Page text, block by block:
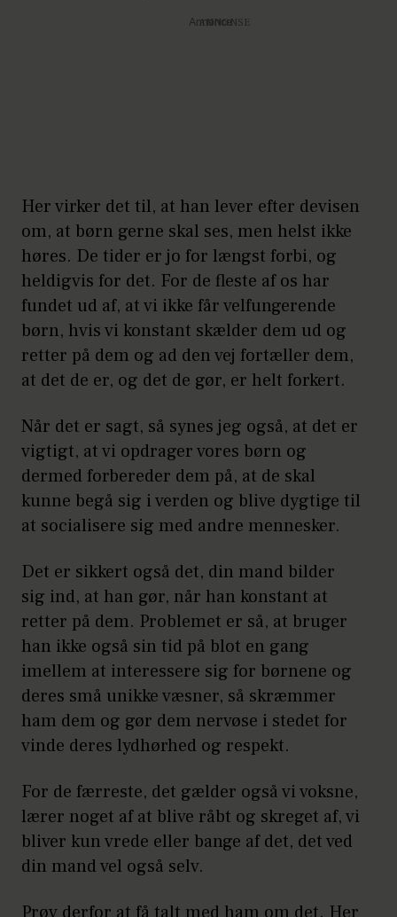
Annonce
Her virker det til, at han lever efter devisen
om, at børn gerne skal ses, men helst ikke
høres. De tider er jo for længst forbi, og
heldigvis for det. For de fleste af os har
fundet ud af, at vi ikke får velfungerende
børn, hvis vi konstant skælder dem ud og
retter på dem og ad den vej fortæller dem,
at det de er, og det de gør, er helt forkert.
Når det er sagt, så synes jeg også, at det er
vigtigt, at vi opdrager vores børn og
dermed forbereder dem på, at de skal
kunne begå sig i verden og blive dygtige til
at socialisere sig med andre mennesker.
Det er sikkert også det, din mand bilder
sig ind, at han gør, når han konstant at
retter på dem. Problemet er så, at bruger
han ikke også sin tid på blot en gang
imellem at interessere sig for børnene og
deres små unikke væsner, så skræmmer
ham dem og gør dem nervøse i stedet for
vinde deres lydhørhed og respekt.
For de færreste, det gælder også vi voksne,
lærer noget af at blive råbt og skreget af, vi
bliver kun vrede eller bange af det, det ved
din mand vel også selv.